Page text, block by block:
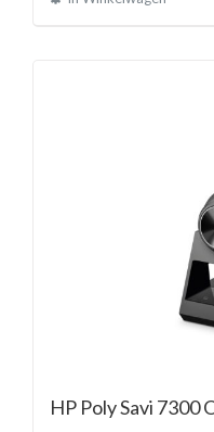
HP Poly Savi 7300